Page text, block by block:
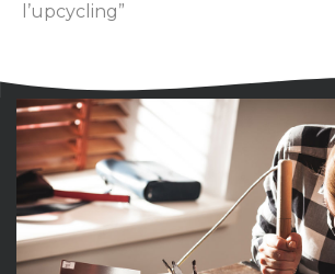
l’upcycling”